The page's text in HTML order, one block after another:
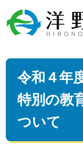
令和４年
特別の教
ついて